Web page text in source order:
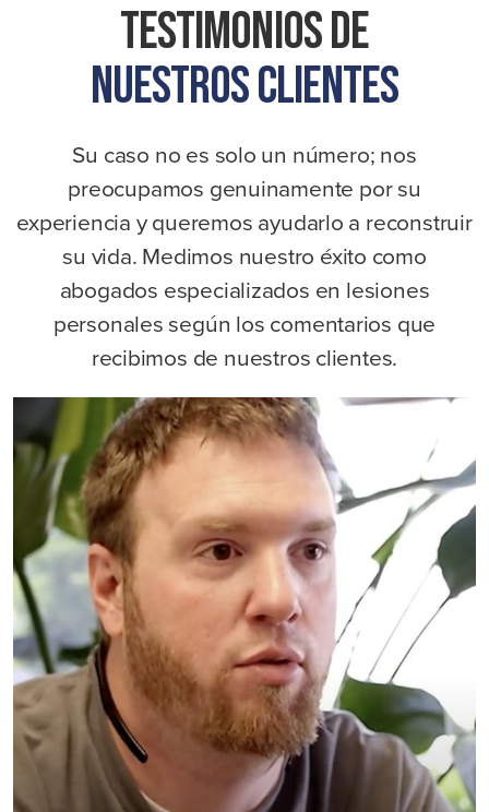
Testimonios De
Nuestros Clientes
Su caso no es solo un número; nos
preocupamos genuinamente por su
experiencia y queremos ayudarlo a reconstruir
su vida. Medimos nuestro éxito como
abogados especializados en lesiones
personales según los comentarios que
recibimos de nuestros clientes.